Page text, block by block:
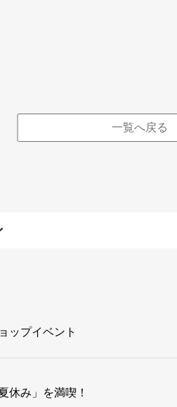
一覧へ戻る
ップイベント
休み」を満喫！